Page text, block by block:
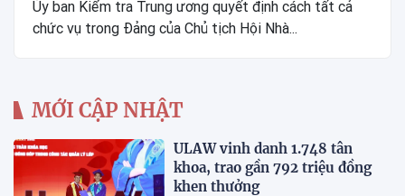
Ủy ban Kiểm tra Trung ương quyết định cách tất cả
chức vụ trong Đảng của Chủ tịch Hội Nhà...
MỚI CẬP NHẬT
ULAW vinh danh 1.748 tân
khoa, trao gần 792 triệu đồng
khen thưởng